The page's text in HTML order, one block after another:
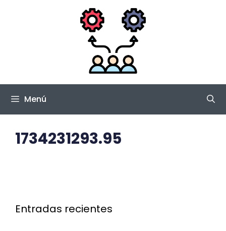
Menú
1734231293.95
Entradas recientes